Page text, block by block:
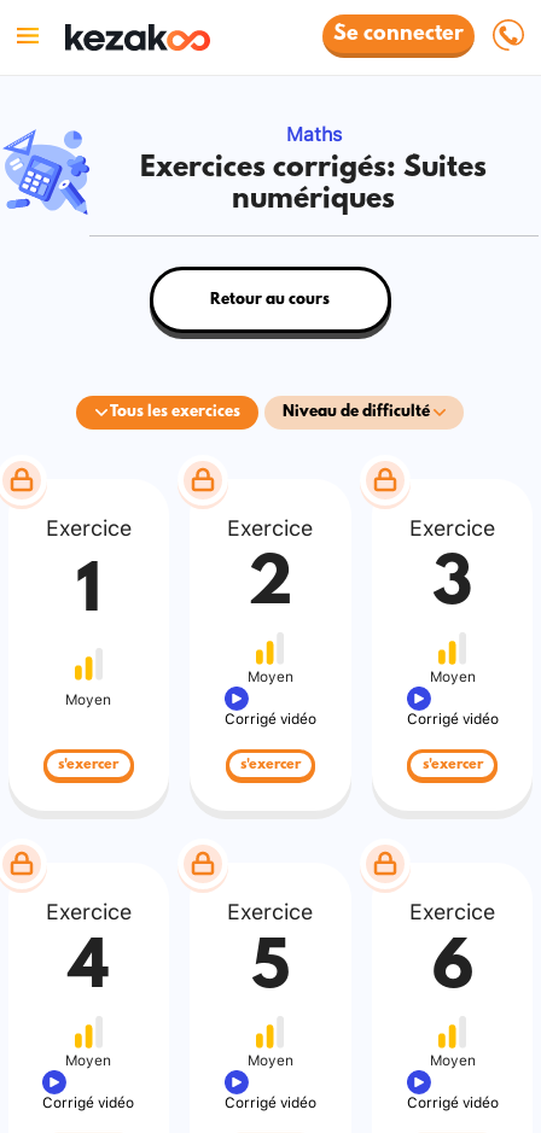
Se connecter
Maths
Exercices corrigés: Suites
numériques
Tous les exercices Niveau de difficulté
Retour au cours
Exercice
1
Moyen
s'exercer
Exercice
2
Moyen
Corrigé vidéo
s'exercer
Exercice
3
Moyen
Corrigé vidéo
s'exercer
Exercice
4
Moyen
Corrigé vidéo
Exercice
5
Moyen
Corrigé vidéo
Exercice
6
Moyen
Corrigé vidéo